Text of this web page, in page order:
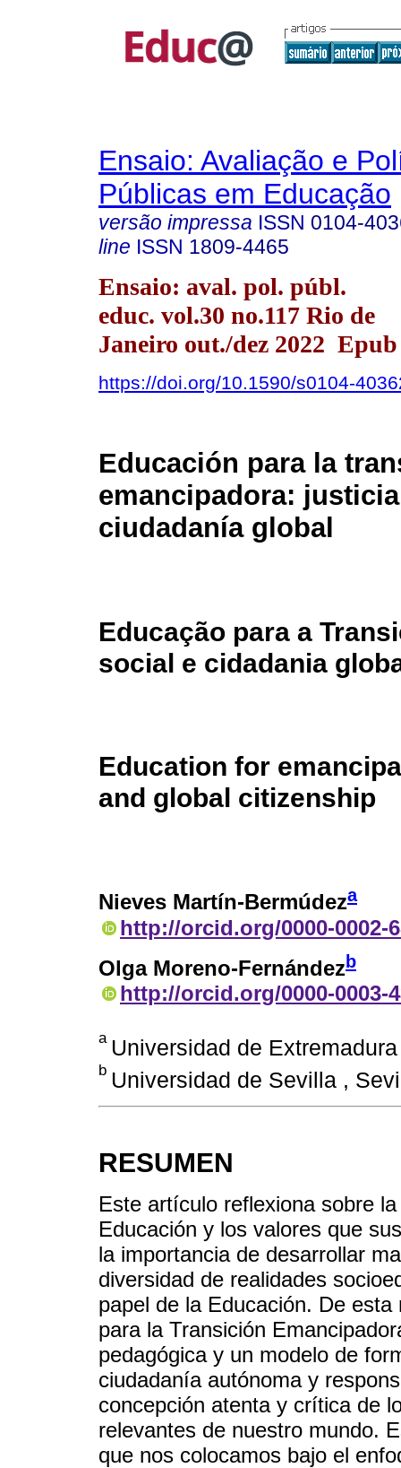
Ensaio: Avaliação e
Públicas em Educação
versão impressa ISSN 0104-
line ISSN 1809-4465
Ensaio: aval. pol. públ.
educ. vol.30 no.117 Rio de
Janeiro out./dez 2022 Epub
https://doi.org/10.1590/s0104-
Educación para la
emancipadora:
ciudadanía global
Educação para a
social e cidadania
Education for
and global citizenship
Nieves Martín-Bermúdeza
http://orcid.org/0000-0002-
Olga Moreno-Fernándezb
http://orcid.org/0000-0003-
a Universidad de
b Universidad de Sevilla ,
RESUMEN
Este artículo reflexiona sobre
Educación y los valores que
la importancia de desarrollar
diversidad de realidades
papel de la Educación. De
para la Transición
pedagógica y un modelo de
ciudadanía autónoma y
concepción atenta y crítica de
relevantes de nuestro mundo.
que nos colocamos bajo el